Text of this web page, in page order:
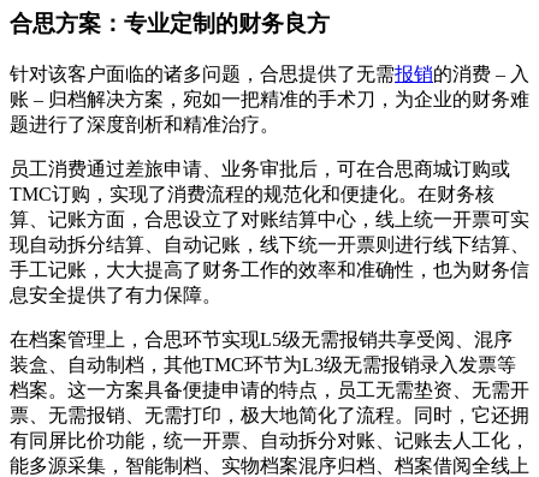
合思方案：专业定制的财务良方
针对该客户面临的诸多问题，合思提供了无需报销的消费 – 入
账 – 归档解决方案，宛如一把精准的手术刀，为企业的财务难
题进行了深度剖析和精准治疗。
员工消费通过差旅申请、业务审批后，可在合思商城订购或
TMC订购，实现了消费流程的规范化和便捷化。在财务核
算、记账方面，合思设立了对账结算中心，线上统一开票可实
现自动拆分结算、自动记账，线下统一开票则进行线下结算、
手工记账，大大提高了财务工作的效率和准确性，也为财务信
息安全提供了有力保障。
在档案管理上，合思环节实现L5级无需报销共享受阅、混序
装盒、自动制档，其他TMC环节为L3级无需报销录入发票等
档案。这一方案具备便捷申请的特点，员工无需垫资、无需开
票、无需报销、无需打印，极大地简化了流程。同时，它还拥
有同屏比价功能，统一开票、自动拆分对账、记账去人工化，
能多源采集，智能制档、实物档案混序归档、档案借阅全线上